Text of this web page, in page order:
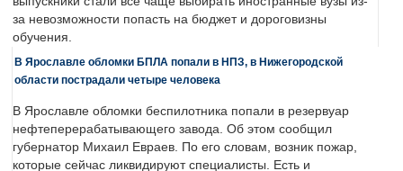
за невозможности попасть на бюджет и дороговизны
обучения.
В Ярославле обломки БПЛА попали в НПЗ, в Нижегородской
области пострадали четыре человека
В Ярославле обломки беспилотника попали в резервуар
нефтеперерабатывающего завода. Об этом сообщил
губернатор Михаил Евраев. По его словам, возник пожар,
которые сейчас ликвидируют специалисты. Есть и